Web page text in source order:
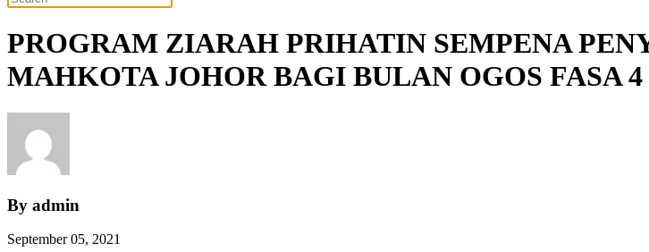
PROGRAM ZIARAH PRIHATIN SEMPENA
MAHKOTA JOHOR BAGI BULAN OGOS FASA
By admin
September 05, 2021